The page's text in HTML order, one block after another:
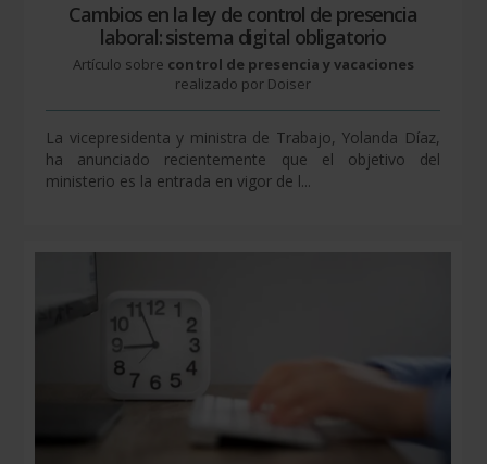
Cambios en la ley de control de presencia
laboral: sistema digital obligatorio
Artículo sobre control de presencia y vacaciones
realizado por Doiser
La vicepresidenta y ministra de Trabajo, Yolanda Díaz,
ha anunciado recientemente que el objetivo del
ministerio es la entrada en vigor de l...